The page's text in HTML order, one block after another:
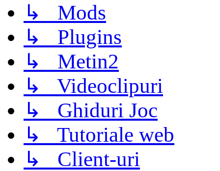
↳ Mods
↳ Plugins
↳ Metin2
↳ Videoclipuri
↳ Ghiduri Joc
↳ Tutoriale web
↳ Client-uri